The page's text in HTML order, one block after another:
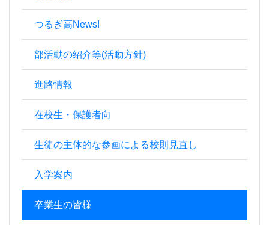
つるぎ高News!
部活動の紹介等(活動方針)
進路情報
在校生・保護者向
生徒の主体的な参画による校則見直し
入学案内
卒業生の皆様